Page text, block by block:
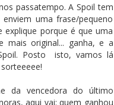
passatempo. A Spoil tem
uma frase/pequeno
explique porque é que uma
mais original... ganha, e a
Posto isto, vamos lá
da vencedora do último
aqui vai: quem ganhou